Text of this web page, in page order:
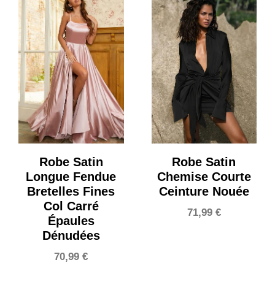
Robe Satin
Longue Fendue
Bretelles Fines
Col Carré
Épaules
Dénudées
70,99€
Robe Satin
Chemise Courte
Ceinture Nouée
71,99 €